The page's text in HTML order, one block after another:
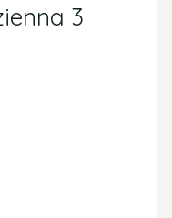
3